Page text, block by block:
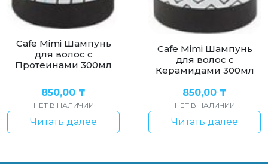
Cafe Mimi Шампунь
для волос с
Протеинами 300мл
850,00 ₸
НЕТ В НАЛИЧИИ
Читать далее
Cafe Mimi Шампунь
для волос с
Керамидами 300мл
850,00 ₸
НЕТ В НАЛИЧИИ
Читать далее